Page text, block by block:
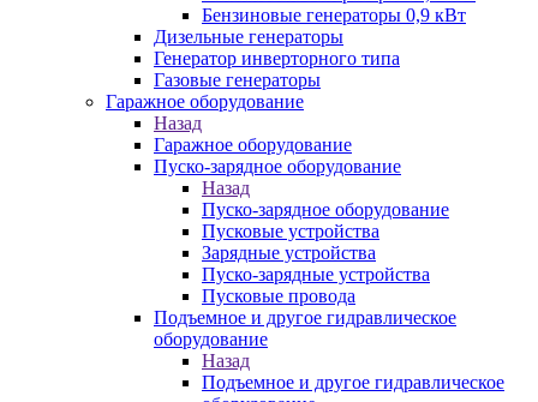
Бензиновые генераторы 0,9 кВт
Дизельные генераторы
Генератор инверторного типа
Газовые генераторы
Гаражное оборудование
Назад
Гаражное оборудование
Пуско-зарядное оборудование
Назад
Пуско-зарядное оборудование
Пусковые устройства
Зарядные устройства
Пуско-зарядные устройства
Пусковые провода
Подъемное и другое гидравлическое
оборудование
Назад
Подъемное и другое гидравлическое